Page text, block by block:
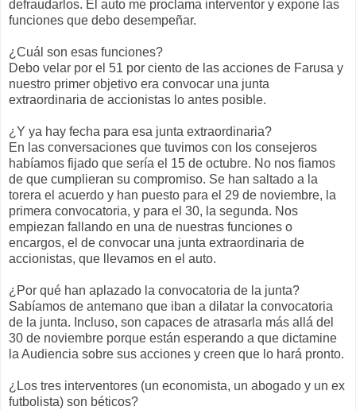
defraudarlos. El auto me proclama interventor y expone las
funciones que debo desempeñar.
¿Cuál son esas funciones?
Debo velar por el 51 por ciento de las acciones de Farusa y
nuestro primer objetivo era convocar una junta
extraordinaria de accionistas lo antes posible.
¿Y ya hay fecha para esa junta extraordinaria?
En las conversaciones que tuvimos con los consejeros
habíamos fijado que sería el 15 de octubre. No nos fiamos
de que cumplieran su compromiso. Se han saltado a la
torera el acuerdo y han puesto para el 29 de noviembre, la
primera convocatoria, y para el 30, la segunda. Nos
empiezan fallando en una de nuestras funciones o
encargos, el de convocar una junta extraordinaria de
accionistas, que llevamos en el auto.
¿Por qué han aplazado la convocatoria de la junta?
Sabíamos de antemano que iban a dilatar la convocatoria
de la junta. Incluso, son capaces de atrasarla más allá del
30 de noviembre porque están esperando a que dictamine
la Audiencia sobre sus acciones y creen que lo hará pronto.
¿Los tres interventores (un economista, un abogado y un ex
futbolista) son béticos?